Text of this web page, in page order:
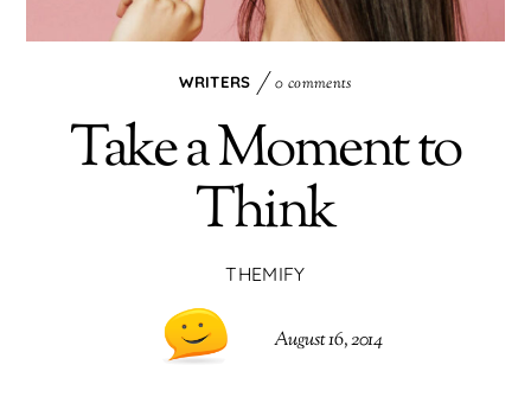
WRITERS 0 comments
Take a Moment to
Think
THEMIFY
August 16, 2014